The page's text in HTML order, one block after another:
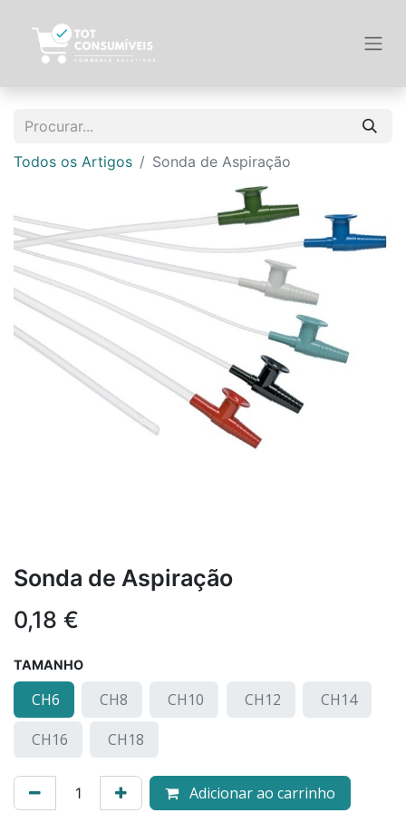
Todos os Artigos Sonda de Aspiração
Sonda de Aspiração
0,18 €
TAMANHO
CH6 CH8 CH10 CH12
CH14
CH16
CH18
Adicionar ao carrinho